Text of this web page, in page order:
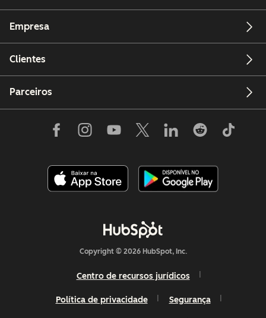
Empresa
Clientes
Parceiros
Copyright © 2026 HubSpot, Inc.
Centro de recursos jurídicos
Política de privacidade Segurança